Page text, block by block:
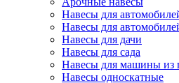
Навесы для
Навесы для
Навесы для дачи
Навесы для сада
Навесы для машины из
Навесы односкатные